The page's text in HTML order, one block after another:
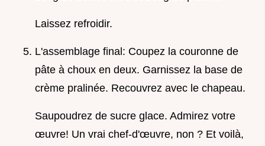
Laissez refroidir.
L'assemblage final: Coupez la couronne de
pâte à choux en deux. Garnissez la base de
crème pralinée. Recouvrez avec le chapeau.
Saupoudrez de sucre glace. Admirez votre
œuvre! Un vrai chef-d'œuvre, non ? Et voilà,